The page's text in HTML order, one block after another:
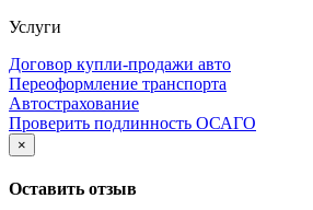
Услуги
Договор купли-продажи авто
Переоформление транспорта
Автострахование
Проверить подлинность ОСАГО
×
Оставить отзыв